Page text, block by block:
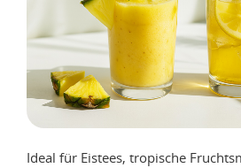
Ideal für Eistees, tropische